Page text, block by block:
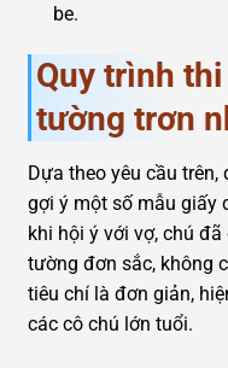
be.
Quy trình
tường trơn
Dựa theo yêu cầu trên,
gợi ý một số mẫu giấy
khi hội ý với vợ, chú
tường đơn sắc, không
tiêu chí là đơn giản,
các cô chú lớn tuổi.